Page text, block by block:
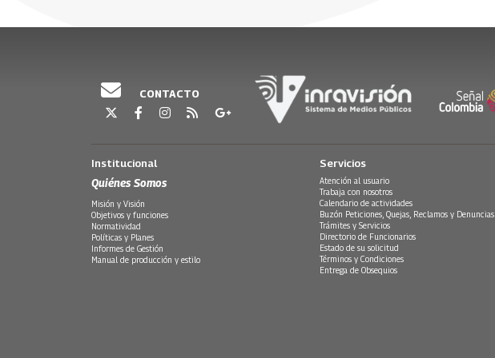
CONTACTO
Institucional
Quiénes Somos
Misión y Visión
Objetivos y funciones
Normatividad
Políticas y Planes
Informes de Gestión
Manual de producción y estilo
Servicios
Atención al usuario
Trabaja con nosotros
Calendario de actividades
Buzón Peticiones, Quejas, Reclamos y Denuncias
Trámites y Servicios
Directorio de Funcionarios
Estado de su solicitud
Términos y Condiciones
Entrega de Obsequios